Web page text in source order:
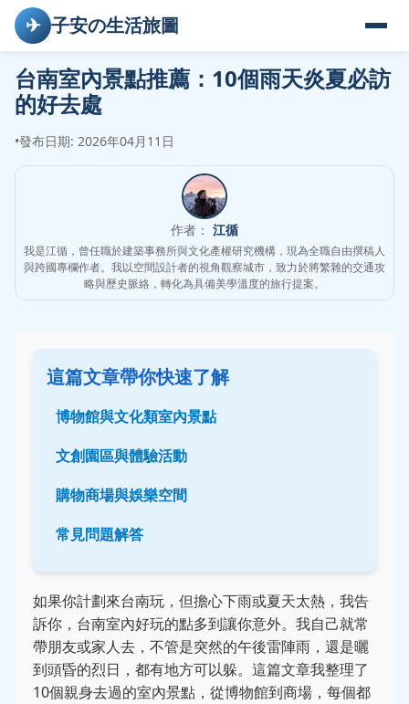
✈ 子安の生活旅圖
台南室內景點推薦：10個雨天炎夏必訪
的好去處
•發布日期: 2026年04月11日
作者： 江循
我是江循，曾任職於建築事務所與文化產權研究機構，現為全職自由撰稿人
與跨國專欄作者。我以空間設計者的視角觀察城市，致力於將繁雜的交通攻
略與歷史脈絡，轉化為具備美學溫度的旅行提案。
這篇文章帶你快速了解
博物館與文化類室內景點
文創園區與體驗活動
購物商場與娛樂空間
常見問題解答
如果你計劃來台南玩，但擔心下雨或夏天太熱，我告
訴你，台南室內好玩的點多到讓你意外。我自己就常
帶朋友或家人去，不管是突然的午後雷陣雨，還是曬
到頭昏的烈日，都有地方可以躲。這篇文章我整理了
10個親身去過的室內景點，從博物館到商場，每個都